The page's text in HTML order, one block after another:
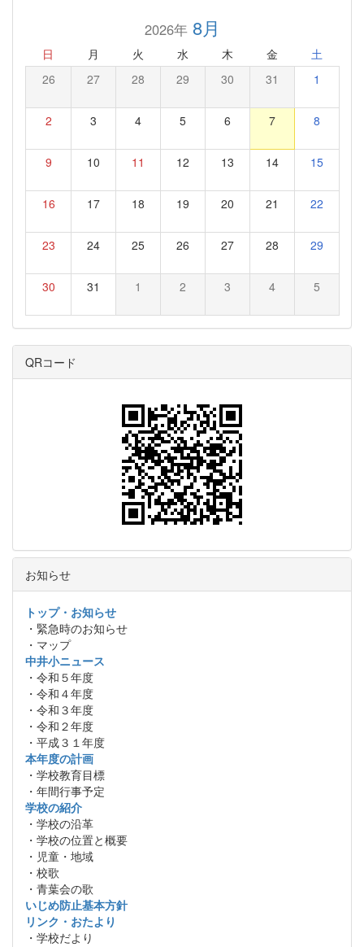
2026年8月
日 月 火 水 木 金 土
26 27 28 29 30 31 1
2 3 4 5 6 7 8
9 10 11 12 13 14 15
16 17 18 19 20 21 22
23 24 25 26 27 28 29
30 31 1 2 3 4 5
QRコード
お知らせ
トップ・お知らせ
・緊急時のお知らせ
・マップ
中井小ニュース
・令和５年度
・令和４年度
・令和３年度
・令和２年度
・平成３１年度
本年度の計画
・学校教育目標
・年間行事予定
学校の紹介
・学校の沿革
・学校の位置と概要
・児童・地域
・校歌
・青葉会の歌
いじめ防止基本方針
リンク・おたより
・学校だより